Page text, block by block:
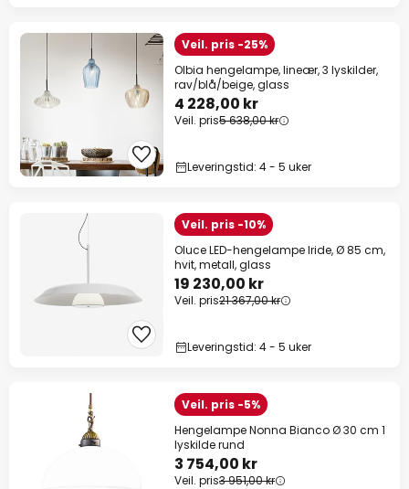
Veil. pris -25%
Olbia hengelampe, lineær, 3 lyskilder,
rav/blå/beige, glass
4 228,00 kr
Veil. pris5 638,00 kr
Leveringstid: 4 - 5 uker
Veil. pris -10%
Oluce LED-hengelampe Iride, Ø 85 cm,
hvit, metall, glass
19 230,00 kr
Veil. pris21 367,00 kr
Leveringstid: 4 - 5 uker
Veil. pris -5%
Hengelampe Nonna Bianco Ø 30 cm 1
lyskilde rund
3 754,00 kr
Veil. pris3 951,00 kr